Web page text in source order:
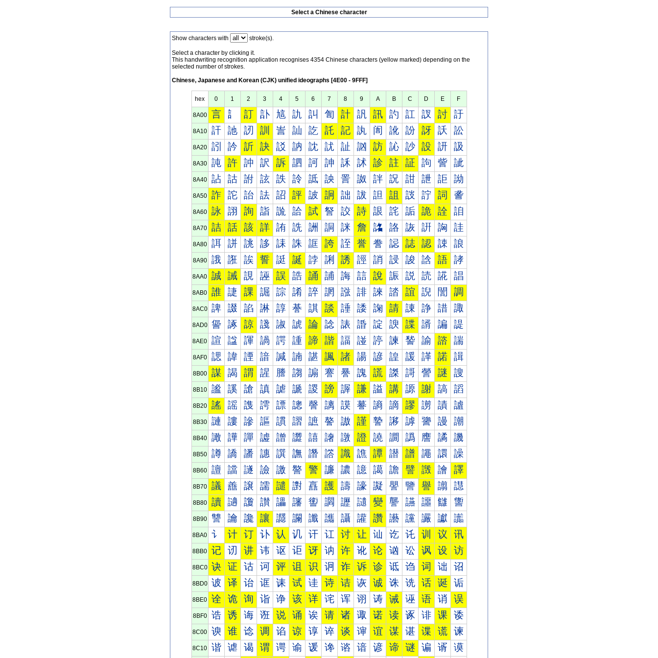
Select a Chinese character
Show characters with stroke(s).
Select a character by clicking it.
This handwriting recognition application recognises 4354 Chinese characters (yellow marked) depending on the
selected number of strokes.
Chinese, Japanese and Korean (CJK) unified ideographs [4E00 - 9FFF]
hex 0 1 2 3 4 5 6 7 8 9 A B C D E F
8A00 言 訁 訂 訃 訄 訅 訆 訇 計 訉 訊 訋 訌 訍 討 訏
8A10 訐 訑 訒 訓 訔 訕 訖 託 記 訙 訚 訛 訜 訝 訞 訟
8A20 訠 訡 訢 訣 訤 訥 訦 訧 訨 訩 訪 訫 訬 設 訮 訯
8A30 訰 許 訲 訳 訴 訵 訶 訷 訸 訹 診 註 証 訽 訾 訿
8A40 詀 詁 詂 詃 詄 詅 詆 詇 詈 詉 詊 詋 詌 詍 詎 詏
8A50 詐 詑 詒 詓 詔 評 詖 詗 詘 詙 詚 詛 詜 詝 詞 詟
8A60 詠 詡 詢 詣 詤 詥 試 詧 詨 詩 詪 詫 詬 詭 詮 詯
8A70 詰 話 該 詳 詴 詵 詶 詷 詸 詹 詺 詻 詼 詽 詾 詿
8A80 誀 誁 誂 誃 誄 誅 誆 誇 誈 誉 誊 誋 誌 認 誎 誏
8A90 誐 誑 誒 誓 誔 誕 誖 誗 誘 誙 誚 誛 誜 誝 語 誟
8AA0 誠 誡 誢 誣 誤 誥 誦 誧 誨 誩 說 誫 説 読 誮 誯
8AB0 誰 誱 課 誳 誴 誵 誶 誷 誸 誹 誺 誻 誼 誽 誾 調
8AC0 諀 諁 諂 諃 諄 諅 諆 談 諈 諉 諊 請 諌 諍 諎 諏
8AD0 諐 諑 諒 諓 諔 諕 論 諗 諘 諙 諚 諛 諜 諝 諞 諟
8AE0 諠 諡 諢 諣 諤 諥 諦 諧 諨 諩 諪 諫 諬 諭 諮 諯
8AF0 諰 諱 諲 諳 諴 諵 諶 諷 諸 諹 諺 諻 諼 諽 諾 諿
8B00 謀 謁 謂 謃 謄 謅 謆 謇 謈 謉 謊 謋 謌 謍 謎 謏
8B10 謐 謑 謒 謓 謔 謕 謖 謗 謘 謙 謚 講 謜 謝 謞 謟
8B20 謠 謡 謢 謣 謤 謥 謦 謧 謨 謩 謪 謫 謬 謭 謮 謯
8B30 謰 謱 謲 謳 謴 謵 謶 謷 謸 謹 謺 謻 謼 謽 謾 謿
8B40 譀 譁 譂 譃 譄 譅 譆 譇 譈 證 譊 譋 譌 譍 譎 譏
8B50 譐 譑 譒 譓 譔 譕 譖 譗 識 譙 譚 譛 譜 譝 譞 譟
8B60 譠 譡 譢 譣 譤 譥 警 譧 譨 譩 譪 譫 譬 譭 譮 譯
8B70 議 譱 譲 譳 譴 譵 譶 護 譸 譹 譺 譻 譼 譽 譾 譿
8B80 讀 讁 讂 讃 讄 讅 讆 讇 讈 讉 變 讋 讌 讍 讎 讏
8B90 讐 讑 讒 讓 讔 讕 讖 讗 讘 讙 讚 讛 讜 讝 讞 讟
8BA0 讠 计 订 讣 认 讥 讦 讧 讨 让 讪 讫 讬 训 议 讯
8BB0 记 讱 讲 讳 讴 讵 讶 讷 许 讹 论 讻 讼 讽 设 访
8BC0 诀 证 诂 诃 评 诅 识 诇 诈 诉 诊 诋 诌 词 诎 诏
8BD0 诐 译 诒 诓 诔 试 诖 诗 诘 诙 诚 诛 诜 话 诞 诟
8BE0 诠 诡 询 诣 诤 该 详 诧 诨 诩 诪 诫 诬 语 诮 误
8BF0 诰 诱 诲 诳 说 诵 诶 请 诸 诹 诺 读 诼 诽 课 诿
8C00 谀 谁 谂 调 谄 谅 谆 谇 谈 谉 谊 谋 谌 谍 谎 谏
8C10 谐 谑 谒 谓 谔 谕 谖 谗 谘 谙 谚 谛 谜 谝 谞 谟